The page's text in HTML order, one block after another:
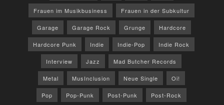
Frauen im Musikbusiness Frauen in der Subkultur
Garage Garage Rock Grunge Hardcore
Hardcore Punk Indie Indie-Pop Indie Rock
Interview Jazz Mad Butcher Records
Metal MusInclusion Neue Single Oi!
Pop Pop-Punk Post-Punk Post-Rock